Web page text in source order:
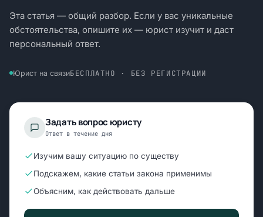
Эта статья — общий разбор. Если у вас уникальные
обстоятельства, опишите их — юрист изучит и даст
персональный ответ.
Юрист на связиБЕСПЛАТНО · БЕЗ РЕГИСТРАЦИИ
Задать вопрос юристу
Ответ в течение дня
Изучим вашу ситуацию по существу
Подскажем, какие статьи закона применимы
Объясним, как действовать дальше